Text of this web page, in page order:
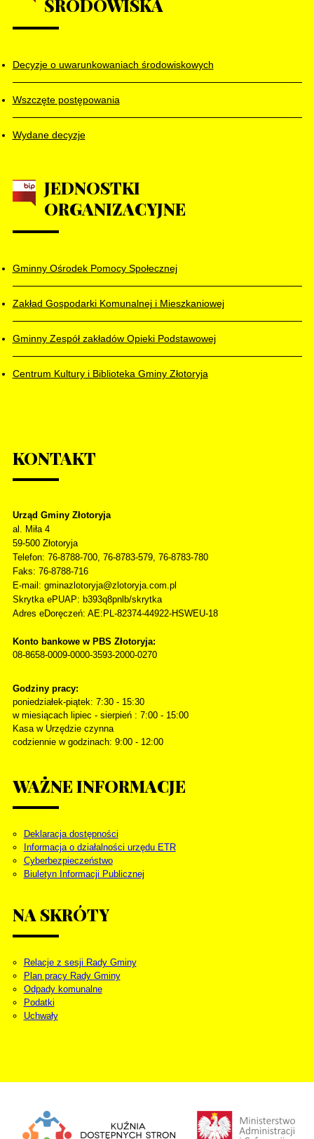
ŚRODOWISKA
Decyzje o uwarunkowaniach środowiskowych
Wszczęte postępowania
Wydane decyzje
JEDNOSTKI
ORGANIZACYJNE
Gminny Ośrodek Pomocy Społecznej
Zakład Gospodarki Komunalnej i Mieszkaniowej
Gminny Zespół zakładów Opieki Podstawowej
Centrum Kultury i Biblioteka Gminy Złotoryja
KONTAKT
Urząd Gminy Złotoryja
al. Miła 4
59-500 Złotoryja
Telefon: 76-8788-700, 76-8783-579, 76-8783-780
Faks: 76-8788-716
E-mail: gminazlotoryja@zlotoryja.com.pl
Skrytka ePUAP: b393q8pnlb/skrytka
Adres eDoręczeń: AE:PL-82374-44922-HSWEU-18
Konto bankowe w PBS Złotoryja:
08-8658-0009-0000-3593-2000-0270
Godziny pracy:
poniedziałek-piątek: 7:30 - 15:30
w miesiącach lipiec - sierpień : 7:00 - 15:00
Kasa w Urzędzie czynna
codziennie w godzinach: 9:00 - 12:00
WAŻNEINFORMACJE
Deklaracja dostępności
Informacja o działalności urzędu ETR
Cyberbezpieczeństwo
Biuletyn Informacji Publicznej
NA SKRÓTY
Relacje z sesji Rady Gminy
Plan pracy Rady Gminy
Odpady komunalne
Podatki
Uchwały